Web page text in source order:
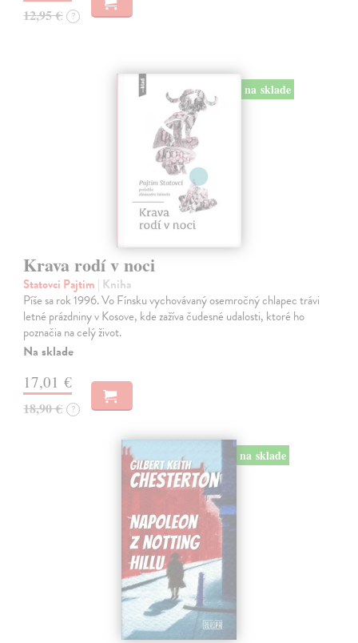
12,95 € ?
na sklade
Krava rodí v noci
Statovci Pajtim | Kniha
Píše sa rok 1996. Vo Fínsku vychovávaný osemročný chlapec trávi
letné prázdniny v Kosove, kde zažíva čudesné udalosti, ktoré ho
poznačia na celý život.
Na sklade
17,01 €
18,90 € ?
na sklade